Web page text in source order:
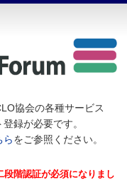
協会の各種サービス
録が必要です。
らをご参照ください。
段階認証が必須になりまし